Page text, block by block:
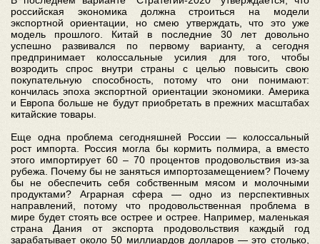
российская экономика должна строиться на модели
экспортной ориентации, но смею утверждать, что это уже
модель прошлого. Китай в последние 30 лет довольно
успешно развивался по первому варианту, а сегодня
предпринимает колоссальные усилия для того, чтобы
возродить спрос внутри страны с целью повысить свою
покупательную способность, потому что они понимают:
кончилась эпоха экспортной ориентации экономики. Америка
и Европа больше не будут приобретать в прежних масштабах
китайские товары.
Еще одна проблема сегодняшней России — колоссальный
рост импорта. Россия могла бы кормить полмира, а вместо
этого импортирует 60 – 70 процентов продовольствия из-за
рубежа. Почему бы не заняться импортозамещением? Почему
бы не обеспечить себя собственным мясом и молочными
продуктами? Аграрная сфера — одно из перспективных
направлений, потому что продовольственная проблема в
мире будет стоять все острее и острее. Например, маленькая
страна Дания от экспорта продовольствия каждый год
зарабатывает около 50 миллиардов долларов — это столько,